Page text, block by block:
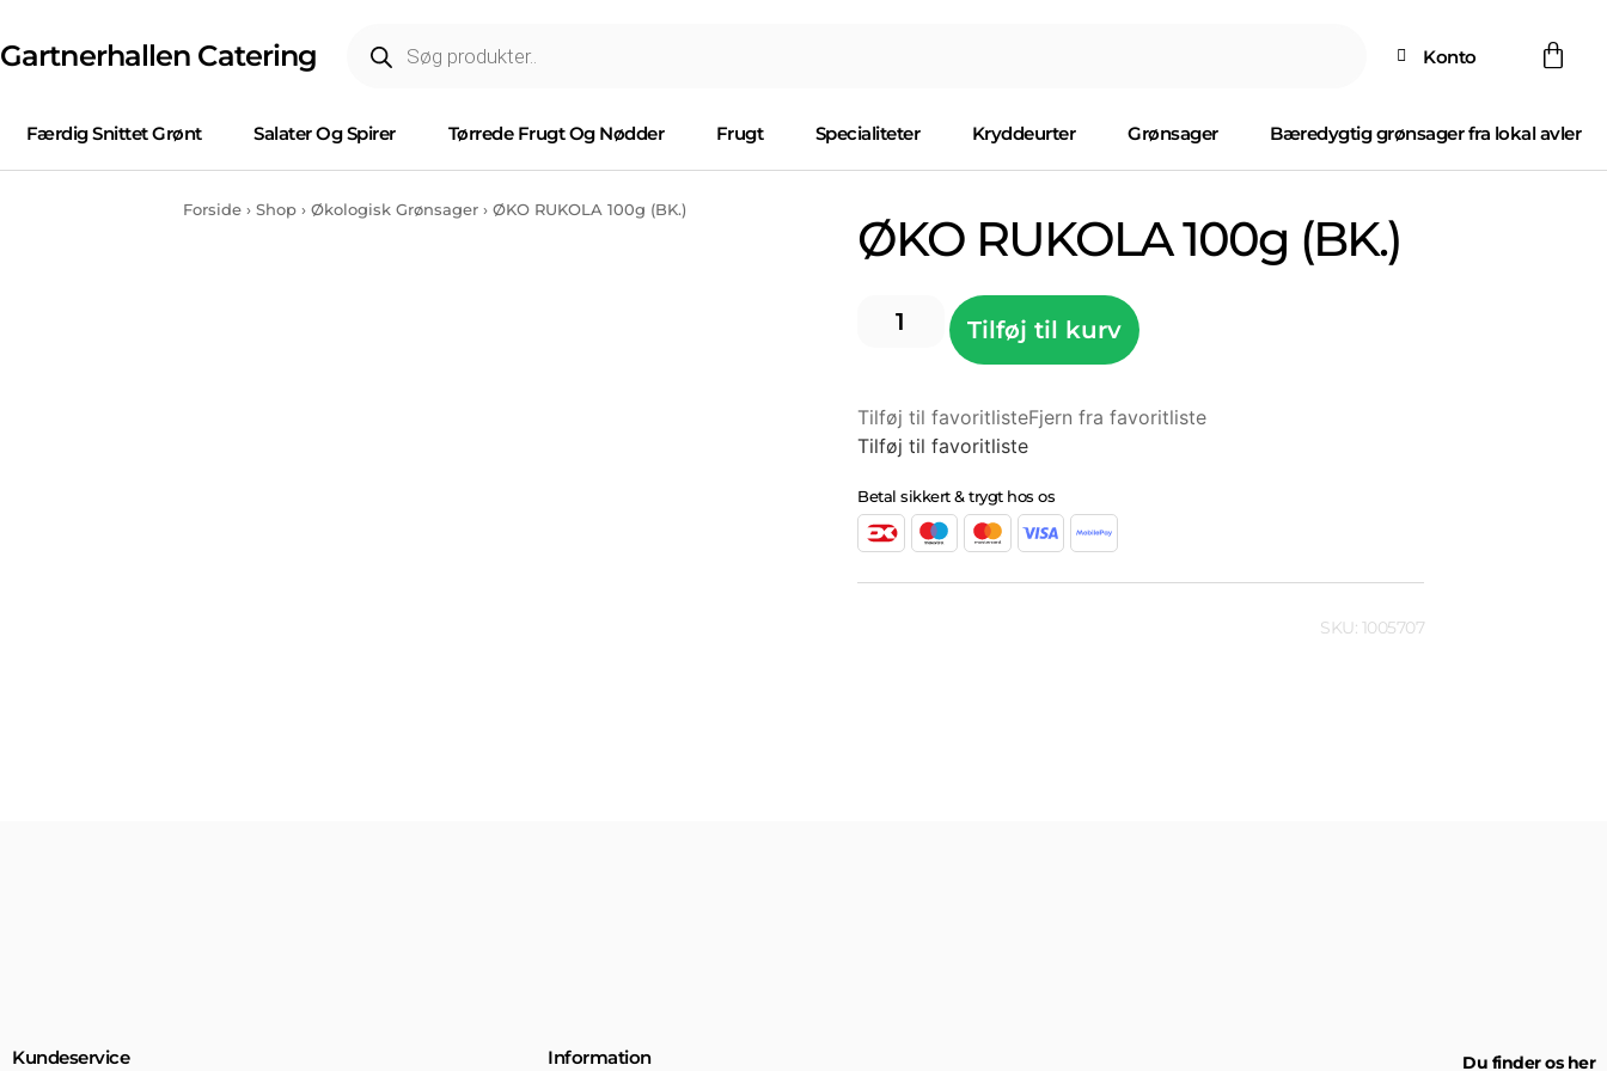
Gartnerhallen Catering Konto
Færdig Snittet Grønt Salater Og Spirer Tørrede Frugt Og Nødder Frugt Specialiteter Kryddeurter Grønsager Bæredygtig grønsager fra lokal avler
Forside› Shop› Økologisk Grønsager› ØKO RUKOLA 100g (BK.)
ØKO RUKOLA 100g (BK.)
Tilføj til kurv
Tilføj til favoritlisteFjern fra favoritliste
Tilføj til favoritliste
Betal sikkert & trygt hos os
SKU: 1005707
Kundeservice Information Du finder os her